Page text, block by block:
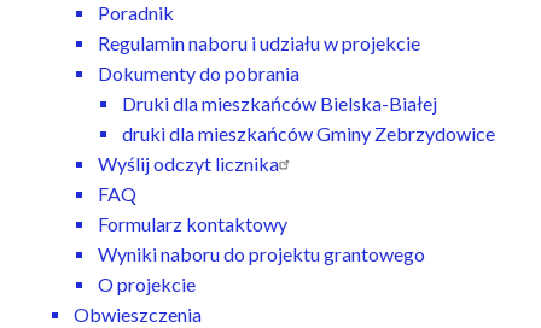
Poradnik
Regulamin naboru i udziału w projekcie
Dokumenty do pobrania
Druki dla mieszkańców Bielska-Białej
druki dla mieszkańców Gminy Zebrzydowice
Wyślij odczyt licznika
FAQ
Formularz kontaktowy
Wyniki naboru do projektu grantowego
O projekcie
Obwieszczenia